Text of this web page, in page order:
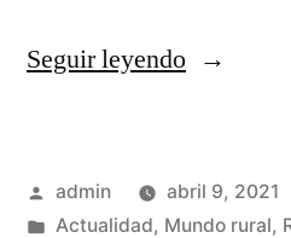
Seguir leyendo«El
Lisboa
Publicado
por
admin
abril 9, 2021
Publicado
Actualidad, Mundo rural,